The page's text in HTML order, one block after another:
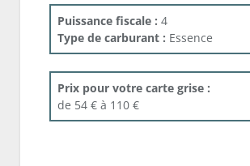
Puissance fiscale : 4
Type de carburant : Essence
Prix pour votre carte grise :
de 54 € à 110 €